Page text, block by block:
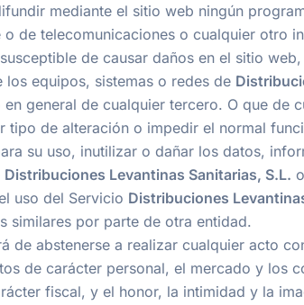
mediante el sitio web ningún
de telecomunicaciones o cualquier otro
de causar daños en el sitio
equipos, sistemas o redes de
general de cualquier tercero. O que de
tipo de alteración o impedir el normal
su uso, inutilizar o dañar los datos,
Distribuciones Levantinas Sanitarias, S.L.
uso del Servicio Distribuciones
similares por parte de otra entidad.
de abstenerse a realizar cualquier acto
de carácter personal, el mercado y los
fiscal, y el honor, la intimidad y la